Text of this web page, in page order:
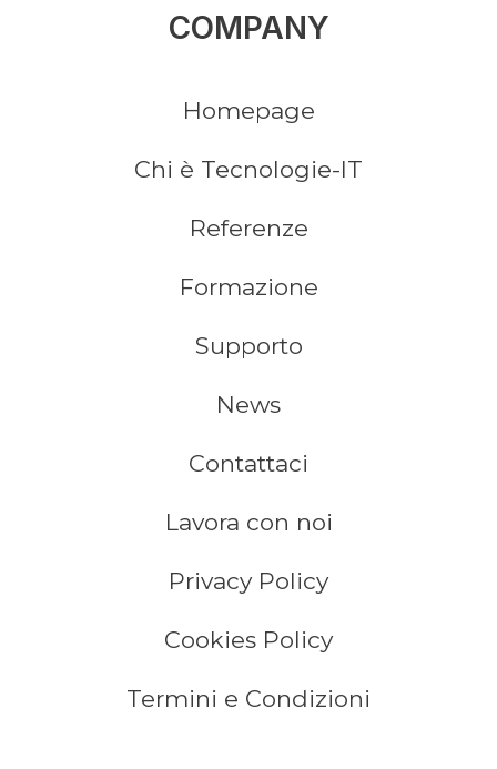
COMPANY
Homepage
Chi è Tecnologie-IT
Referenze
Formazione
Supporto
News
Contattaci
Lavora con noi
Privacy Policy
Cookies Policy
Termini e Condizioni